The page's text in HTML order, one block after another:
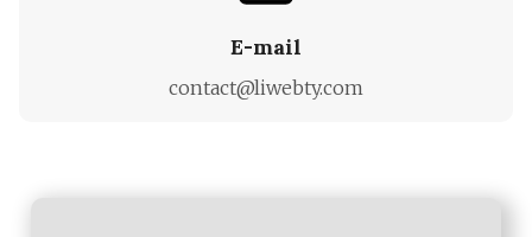
E-mail
contact@liwebty.com